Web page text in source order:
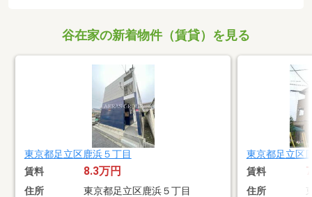
谷在家の新着物件（賃貸）を見る
東京都足立区鹿浜５丁目
賃料 8.3万円
住所 東京都足立区鹿浜５丁目
東京都足立区
賃料
住所